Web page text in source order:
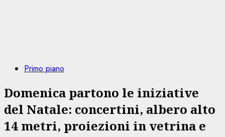
Primo piano
Domenica partono le iniziative
del Natale: concertini, albero alto
14 metri, proiezioni in vetrina e